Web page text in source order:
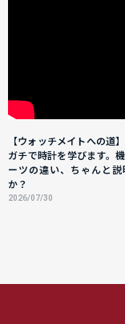
【ウォッチメイトへの道
ガチで時計を学びます。
ーツの違い、ちゃんと
か？
2026/07/30